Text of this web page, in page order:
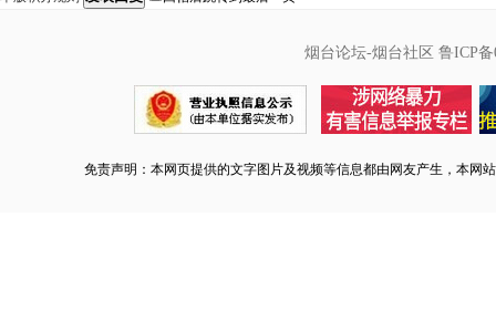
烟台论坛-烟台社区 鲁ICP备
免责声明：本网页提供的文字图片及视频等信息都由网友产生，本网